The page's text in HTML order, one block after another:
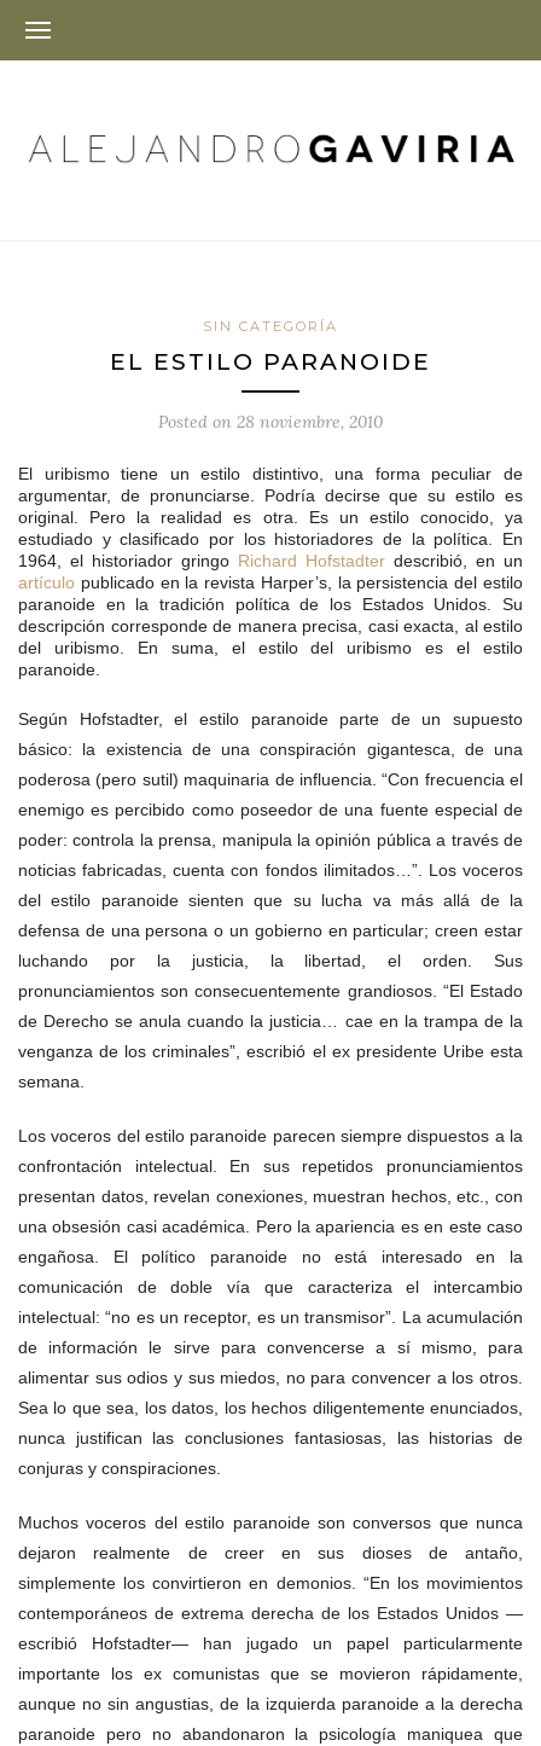
SIN CATEGORÍA
EL ESTILO PARANOIDE
Posted on 28 noviembre, 2010
El uribismo tiene un estilo distintivo, una forma peculiar de
argumentar, de pronunciarse. Podría decirse que su estilo es
original. Pero la realidad es otra. Es un estilo conocido, ya
estudiado y clasificado por los historiadores de la política. En
1964, el historiador gringo Richard Hofstadter describió, en un
artículo publicado en la revista Harper’s, la persistencia del estilo
paranoide en la tradición política de los Estados Unidos. Su
descripción corresponde de manera precisa, casi exacta, al estilo
del uribismo. En suma, el estilo del uribismo es el estilo
paranoide.
Según Hofstadter, el estilo paranoide parte de un supuesto
básico: la existencia de una conspiración gigantesca, de una
poderosa (pero sutil) maquinaria de influencia. “Con frecuencia el
enemigo es percibido como poseedor de una fuente especial de
poder: controla la prensa, manipula la opinión pública a través de
noticias fabricadas, cuenta con fondos ilimitados…”. Los voceros
del estilo paranoide sienten que su lucha va más allá de la
defensa de una persona o un gobierno en particular; creen estar
luchando por la justicia, la libertad, el orden. Sus
pronunciamientos son consecuentemente grandiosos. “El Estado
de Derecho se anula cuando la justicia… cae en la trampa de la
venganza de los criminales”, escribió el ex presidente Uribe esta
semana.
Los voceros del estilo paranoide parecen siempre dispuestos a la
confrontación intelectual. En sus repetidos pronunciamientos
presentan datos, revelan conexiones, muestran hechos, etc., con
una obsesión casi académica. Pero la apariencia es en este caso
engañosa. El político paranoide no está interesado en la
comunicación de doble vía que caracteriza el intercambio
intelectual: “no es un receptor, es un transmisor”. La acumulación
de información le sirve para convencerse a sí mismo, para
alimentar sus odios y sus miedos, no para convencer a los otros.
Sea lo que sea, los datos, los hechos diligentemente enunciados,
nunca justifican las conclusiones fantasiosas, las historias de
conjuras y conspiraciones.
Muchos voceros del estilo paranoide son conversos que nunca
dejaron realmente de creer en sus dioses de antaño,
simplemente los convirtieron en demonios. “En los movimientos
contemporáneos de extrema derecha de los Estados Unidos —
escribió Hofstadter— han jugado un papel particularmente
importante los ex comunistas que se movieron rápidamente,
aunque no sin angustias, de la izquierda paranoide a la derecha
paranoide pero no abandonaron la psicología maniquea que